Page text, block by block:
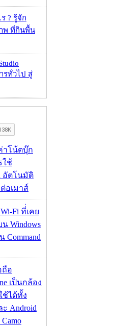
? รู้จัก
พ ที่กินพื้น
รทั่วไป สู่
าโน้ตบุ๊ก
ใช้
อัตโนมัติ
อเมาส์
Fi ที่่เคย
Windows
Command
ถือ
เป็นกล้อง
ช้ได้ทั้ง
ะ Android